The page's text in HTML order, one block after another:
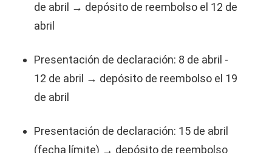
de abril → depósito de reembolso el 12 de
abril
Presentación de declaración: 8 de abril -
12 de abril → depósito de reembolso el 19
de abril
Presentación de declaración: 15 de abril
(fecha límite) → depósito de reembolso